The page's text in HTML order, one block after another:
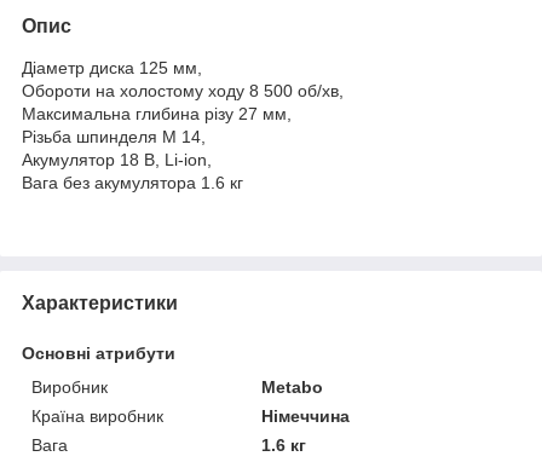
Опис
Діаметр диска 125 мм,
Обороти на холостому ходу 8 500 об/хв,
Максимальна глибина різу 27 мм,
Різьба шпинделя M 14,
Акумулятор 18 В, Li-ion,
Вага без акумулятора 1.6 кг
Характеристики
Основні атрибути
Виробник
Metabo
Країна виробник
Німеччина
Вага
1.6 кг